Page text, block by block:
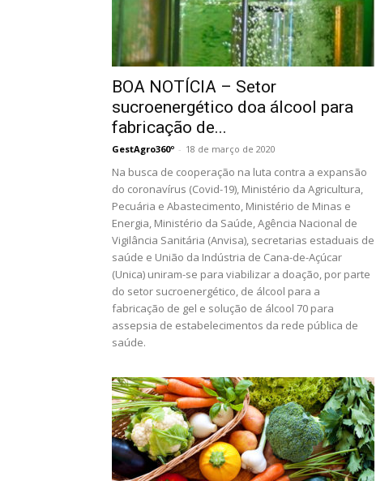
BOA NOTÍCIA – Setor
sucroenergético doa álcool para
fabricação de...
GestAgro360º - 18 de março de 2020
Na busca de cooperação na luta contra a expansão
do coronavírus (Covid-19), Ministério da Agricultura,
Pecuária e Abastecimento, Ministério de Minas e
Energia, Ministério da Saúde, Agência Nacional de
Vigilância Sanitária (Anvisa), secretarias estaduais de
saúde e União da Indústria de Cana-de-Açúcar
(Unica) uniram-se para viabilizar a doação, por parte
do setor sucroenergético, de álcool para a
fabricação de gel e solução de álcool 70 para
assepsia de estabelecimentos da rede pública de
saúde.